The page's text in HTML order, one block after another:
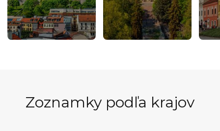
Zoznamky podľa krajov